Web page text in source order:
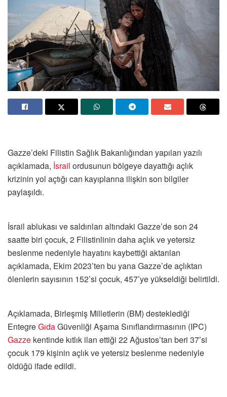
Gazze’deki Filistin Sağlık Bakanlığından yapılan yazılı
açıklamada, İsrail ordusunun bölgeye dayattığı açlık
krizinin yol açtığı can kayıplarına ilişkin son bilgiler
paylaşıldı.
İsrail ablukası ve saldırıları altındaki Gazze’de son 24
saatte biri çocuk, 2 Filistinlinin daha açlık ve yetersiz
beslenme nedeniyle hayatını kaybettiği aktarılan
açıklamada, Ekim 2023’ten bu yana Gazze’de açlıktan
ölenlerin sayısının 152’si çocuk, 457’ye yükseldiği belirtildi.
Açıklamada, Birleşmiş Milletlerin (BM) desteklediği
EntegreGıdaGüvenliği Aşama Sınıflandırmasının (IPC)
Gazze kentinde kıtlık ilan ettiği 22 Ağustos’tan beri 37’si
çocuk 179 kişinin açlık ve yetersiz beslenme nedeniyle
öldüğü ifade edildi.